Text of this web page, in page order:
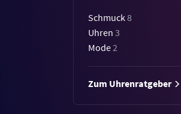
Schmuck8
Uhren 3
Mode2
Zum Uhrenratgeber